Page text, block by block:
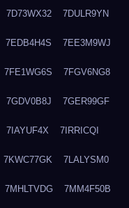
7D73WX32 7DULR9YN
7EDB4H4S 7EE3M9WJ
7FE1WG6S 7FGV6NG8
7GDV0B8J 7GER99GF
7IAYUF4X 7IRRICQI
7KWC77GK 7LALYSM0
7MHLTVDG 7MM4F50B